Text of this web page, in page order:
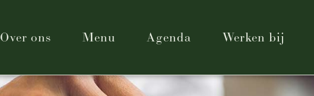
Over ons Menu Agenda Werken bij